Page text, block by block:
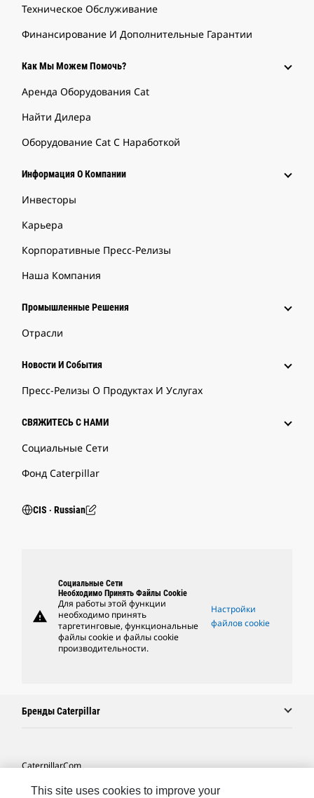
Техническое Обслуживание
Финансирование И Дополнительные Гарантии
Как Мы Можем Помочь?
Аренда Оборудования Cat
Найти Дилера
Оборудование Cat С Наработкой
Информация О Компании
Инвесторы
Карьера
Корпоративные Пресс-Релизы
Наша Компания
Промышленные Решения
Отрасли
Новости И События
Пресс-Релизы О Продуктах И Услугах
СВЯЖИТЕСЬ С НАМИ
Социальные Сети
Фонд Caterpillar
CIS ‧ Russian
warning
Социальные Сети
Необходимо Принять Файлы Cookie
Для работы этой функции
необходимо принять
таргетинговые, функциональные
файлы cookie и файлы cookie
производительности.
Настройки
файлов cookie
Бренды Caterpillar
Caterpillar.com
Связаться С Caterpillar
This site uses cookies to improve your